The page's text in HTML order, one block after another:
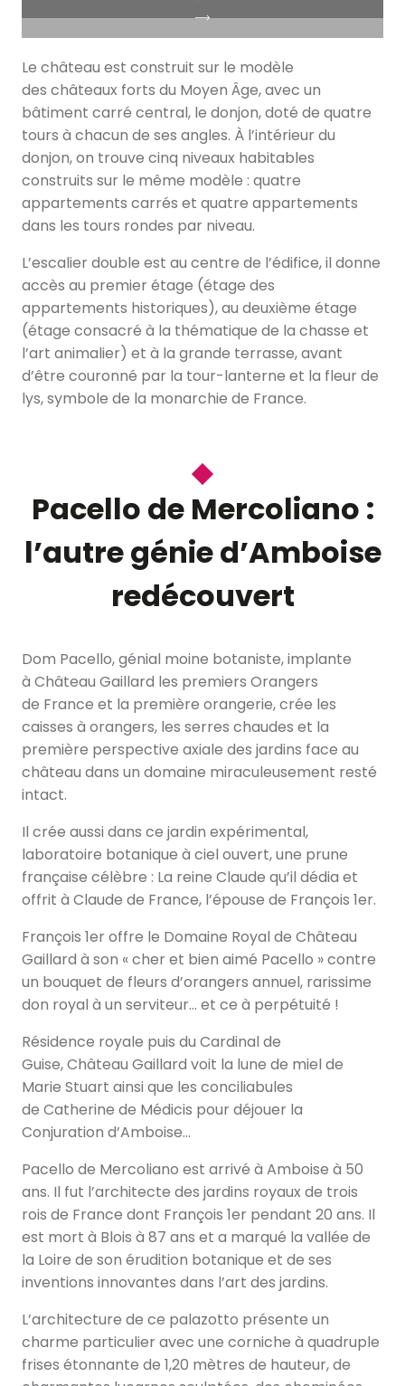
Le château est construit sur le modèle
des châteaux forts du Moyen Âge, avec un
bâtiment carré central, le donjon, doté de quatre
tours à chacun de ses angles. À l’intérieur du
donjon, on trouve cinq niveaux habitables
construits sur le même modèle : quatre
appartements carrés et quatre appartements
dans les tours rondes par niveau.
L’escalier double est au centre de l’édifice, il donne
accès au premier étage (étage des
appartements historiques), au deuxième étage
(étage consacré à la thématique de la chasse et
l’art animalier) et à la grande terrasse, avant
d’être couronné par la tour-lanterne et la fleur de
lys, symbole de la monarchie de France.
Pacello de Mercoliano :
l’autre génie d’Amboise
redécouvert
Dom Pacello, génial moine botaniste, implante
à Château Gaillard les premiers Orangers
de France et la première orangerie, crée les
caisses à orangers, les serres chaudes et la
première perspective axiale des jardins face au
château dans un domaine miraculeusement resté
intact.
Il crée aussi dans ce jardin expérimental,
laboratoire botanique à ciel ouvert, une prune
française célèbre : La reine Claude qu’il dédia et
offrit à Claude de France, l’épouse de François 1er.
François 1er offre le Domaine Royal de Château
Gaillard à son « cher et bien aimé Pacello » contre
un bouquet de fleurs d’orangers annuel, rarissime
don royal à un serviteur… et ce à perpétuité !
Résidence royale puis du Cardinal de
Guise, Château Gaillard voit la lune de miel de
Marie Stuart ainsi que les conciliabules
de Catherine de Médicis pour déjouer la
Conjuration d’Amboise…
Pacello de Mercoliano est arrivé à Amboise à 50
ans. Il fut l’architecte des jardins royaux de trois
rois de France dont François 1er pendant 20 ans. Il
est mort à Blois à 87 ans et a marqué la vallée de
la Loire de son érudition botanique et de ses
inventions innovantes dans l’art des jardins.
L’architecture de ce palazotto présente un
charme particulier avec une corniche à quadruple
frises étonnante de 1,20 mètres de hauteur, de